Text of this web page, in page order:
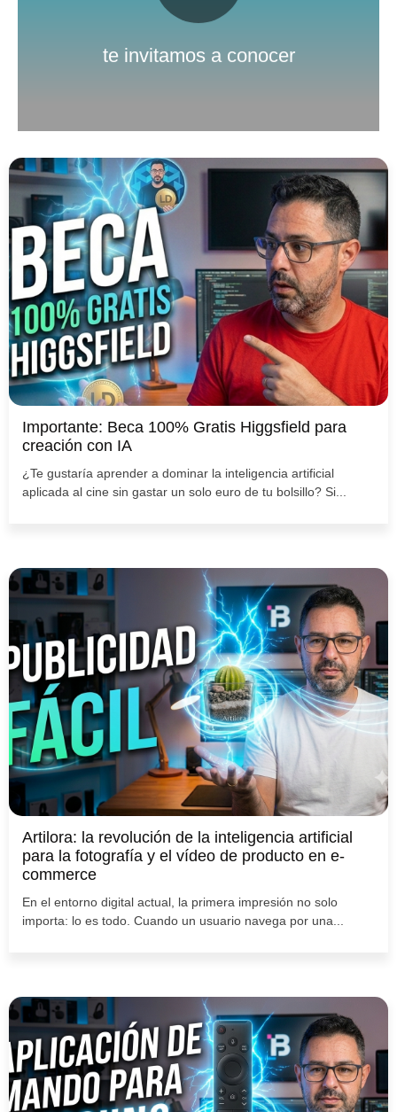
te invitamos a conocer
Importante: Beca 100% Gratis Higgsfield para
creación con IA
¿Te gustaría aprender a dominar la inteligencia artificial
aplicada al cine sin gastar un solo euro de tu bolsillo? Si...
Artilora: la revolución de la inteligencia artificial
para la fotografía y el vídeo de producto en e-
commerce
En el entorno digital actual, la primera impresión no solo
importa: lo es todo. Cuando un usuario navega por una...